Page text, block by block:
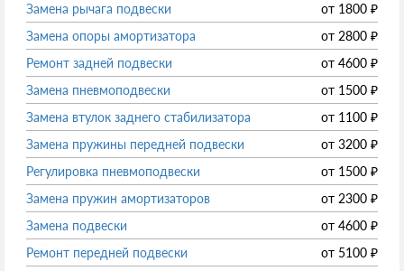
Замена рычага подвески
от 1800 ₽
Замена опоры амортизатора
от 2800 ₽
Ремонт задней подвески
от 4600 ₽
Замена пневмоподвески
от 1500 ₽
Замена втулок заднего стабилизатора
от 1100 ₽
Замена пружины передней подвески
от 3200 ₽
Регулировка пневмоподвески
от 1500 ₽
Замена пружин амортизаторов
от 2300 ₽
Замена подвески
от 4600 ₽
Ремонт передней подвески
от 5100 ₽